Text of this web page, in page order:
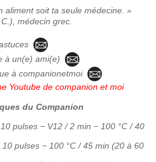
soit ta seule médecine. »
médecin grec.
à un(e) ami(e)
à companionetmoi
Youtube de companion et moi
du Companion
pulses − V12 / 2 min − 100 °C / 40
pulses − 100 °C / 45 min (20 à 60